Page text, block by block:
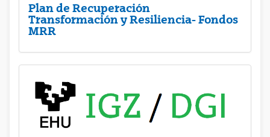
Plan de Recuperación
Transformación y Resiliencia- Fondos
MRR